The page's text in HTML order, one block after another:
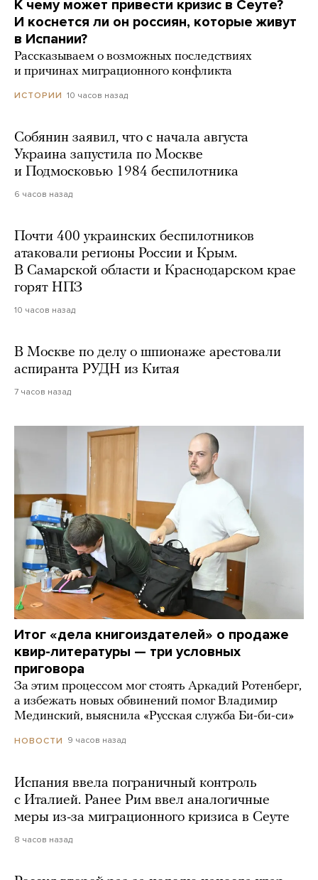
К чему может привести кризис в Сеуте?
И коснется ли он россиян, которые живут
в Испании?
Рассказываем о возможных последствиях
и причинах миграционного конфликта
ИСТОРИИ 10 часов назад
Собянин заявил, что с начала августа
Украина запустила по Москве
и Подмосковью 1984 беспилотника
6 часов назад
Почти 400 украинских беспилотников
атаковали регионы России и Крым.
В Самарской области и Краснодарском крае
горят НПЗ
10 часов назад
В Москве по делу о шпионаже арестовали
аспиранта РУДН из Китая
7 часов назад
Итог «дела книгоиздателей» о продаже
квир-литературы — три условных
приговора
За этим процессом мог стоять Аркадий Ротенберг,
а избежать новых обвинений помог Владимир
Мединский, выяснила «Русская служба Би-би-си»
НОВОСТИ 9 часов назад
Испания ввела пограничный контроль
с Италией. Ранее Рим ввел аналогичные
меры из-за миграционного кризиса в Сеуте
8 часов назад